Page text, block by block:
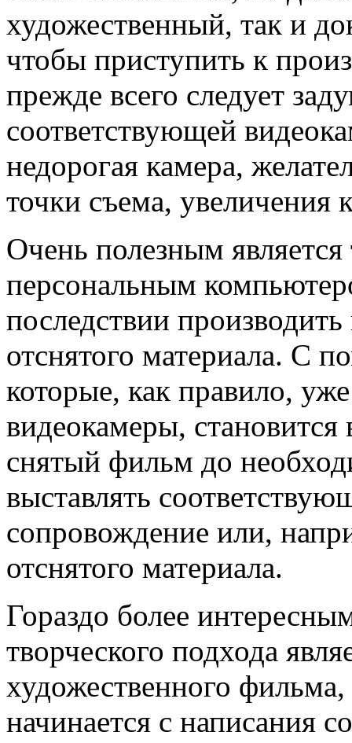
художественный, так и
чтобы приступить к
прежде всего следует
соответствующей
недорогая камера,
точки съема, увеличения
Очень полезным
персональным
последствии
отснятого материала. С
которые, как правило,
видеокамеры,
снятый фильм до
выставлять
сопровождение или,
отснятого материала.
Гораздо более
творческого подхода
художественного
начинается с написания